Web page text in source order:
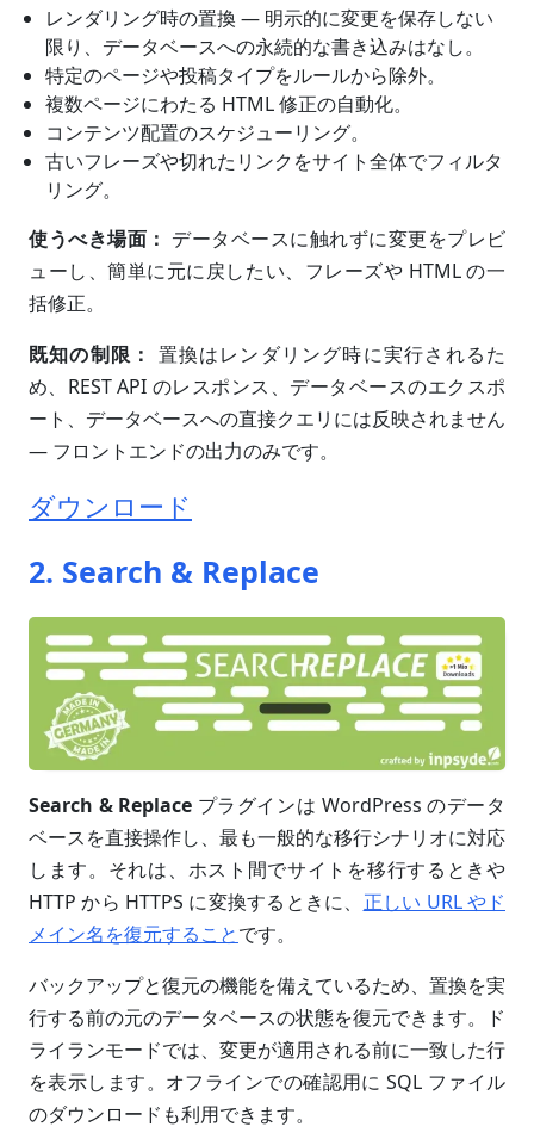
レンダリング時の置換 — 明示的に変更を保存しない
限り、データベースへの永続的な書き込みはなし。
特定のページや投稿タイプをルールから除外。
複数ページにわたる HTML 修正の自動化。
コンテンツ配置のスケジューリング。
古いフレーズや切れたリンクをサイト全体でフィルタ
リング。
使うべき場面： データベースに触れずに変更をプレビ
ューし、簡単に元に戻したい、フレーズや HTML の一
括修正。
既知の制限： 置換はレンダリング時に実行されるた
め、REST API のレスポンス、データベースのエクスポ
ート、データベースへの直接クエリには反映されません
— フロントエンドの出力のみです。
ダウンロード
2. Search & Replace
Search & Replace プラグインは WordPress のデータ
ベースを直接操作し、最も一般的な移行シナリオに対応
します。それは、ホスト間でサイトを移行するときや
HTTP から HTTPS に変換するときに、 正しい URL やド
メイン名を復元することです。
バックアップと復元の機能を備えているため、置換を実
行する前の元のデータベースの状態を復元できます。ド
ライランモードでは、変更が適用される前に一致した行
を表示します。オフラインでの確認用に SQL ファイル
のダウンロードも利用できます。